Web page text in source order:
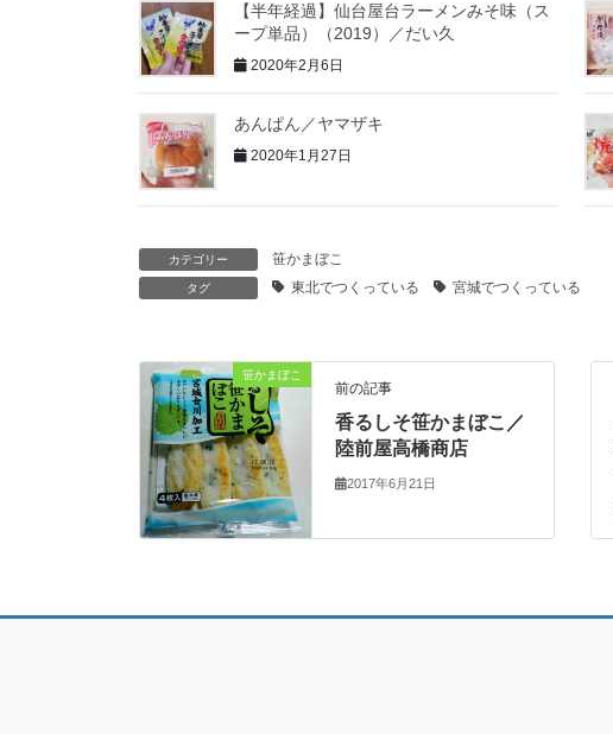
【半年経過】仙台屋台ラーメンみそ味（ス
ープ単品）（2019）／だい久
2020年2月6日
あんぱん／ヤマザキ
2020年1月27日
カテゴリー 笹かまぼこ
タグ 東北でつくっている 宮城でつくっている
笹かまぼこ
前の記事
香るしそ笹かまぼこ／
陸前屋高橋商店
2017年6月21日